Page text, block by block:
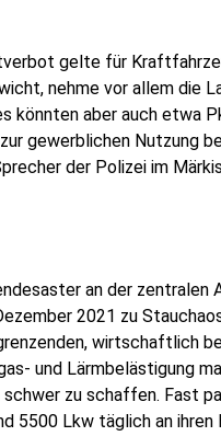
gelte für
nehme vor allem die
könnten aber auch etwa
gewerblichen Nutzung
der Polizei im
an der zentralen
2021 zu
wirtschaftlich
und Lärmbelästigung
schwer zu schaffen. Fast
5500 Lkw täglich an ihren